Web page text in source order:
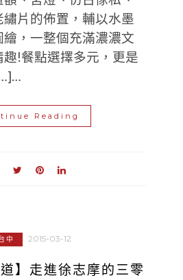
片的佈置，輔以水墨
，一整個充滿濃濃文
趣!餐點選擇多元，更是
Reading
中 2015-03-12
道】走進徐志摩的三零